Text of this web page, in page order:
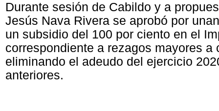
Durante sesión de Cabildo y a
Jesús Nava Rivera se aprobó por
un subsidio del 100 por ciento en el
correspondiente a rezagos mayores a
eliminando el adeudo del ejercicio
anteriores.